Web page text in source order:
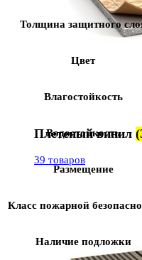
Плетеный винил
39 товаров
Толщина защитного
Цвет
Влагостойкость
Водостойкость
Размещение
Класс пожарной
Наличие подложки